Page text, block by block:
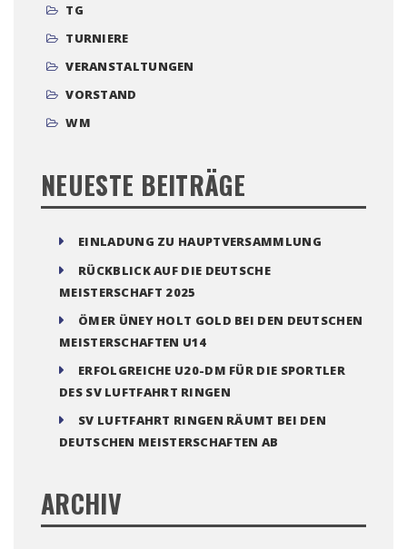
TG
TURNIERE
VERANSTALTUNGEN
VORSTAND
WM
NEUESTE BEITRÄGE
EINLADUNG ZU HAUPTVERSAMMLUNG
RÜCKBLICK AUF DIE DEUTSCHE
MEISTERSCHAFT 2025
ÖMER ÜNEY HOLT GOLD BEI DEN DEUTSCHEN
MEISTERSCHAFTEN U14
ERFOLGREICHE U20-DM FÜR DIE SPORTLER
DES SV LUFTFAHRT RINGEN
SV LUFTFAHRT RINGEN RÄUMT BEI DEN
DEUTSCHEN MEISTERSCHAFTEN AB
ARCHIV